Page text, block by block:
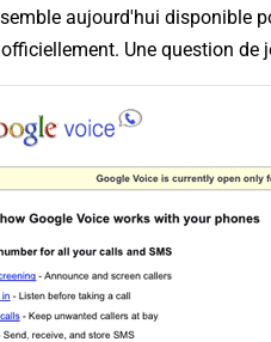
aujourd'hui disponible
Une question de